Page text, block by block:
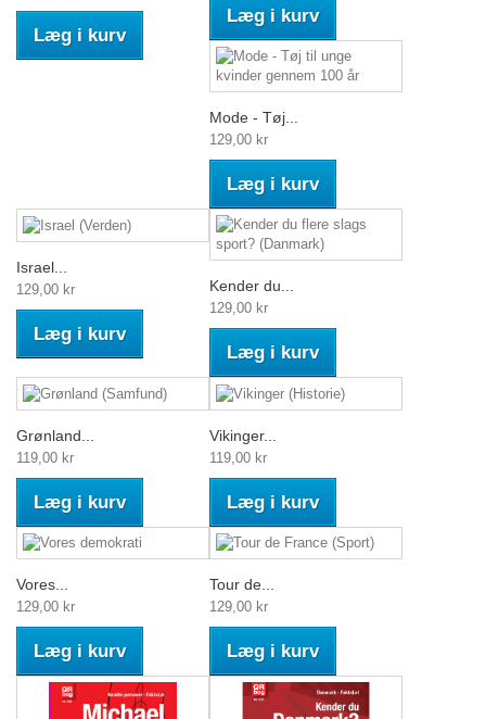
Læg i kurv
Læg i kurv
Mode - Tøj...
129,00 kr
Læg i kurv
Israel...
129,00 kr
Læg i kurv
Kender du...
129,00 kr
Læg i kurv
Grønland...
119,00 kr
Læg i kurv
Vikinger...
119,00 kr
Læg i kurv
Vores...
129,00 kr
Læg i kurv
Tour de...
129,00 kr
Læg i kurv